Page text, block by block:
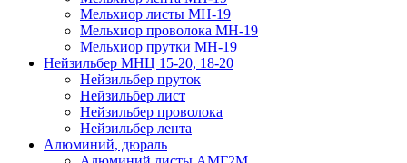
Мельхиор листы МН-19
Мельхиор проволока МН-19
Мельхиор прутки МН-19
Нейзильбер МНЦ 15-20, 18-20
Нейзильбер пруток
Нейзильбер лист
Нейзильбер проволока
Нейзильбер лента
Алюминий, дюраль